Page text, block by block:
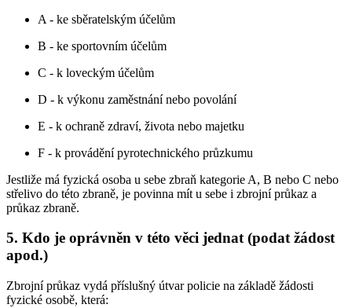
A - ke sběratelským účelům
B - ke sportovním účelům
C - k loveckým účelům
D - k výkonu zaměstnání nebo povolání
E - k ochraně zdraví, života nebo majetku
F - k provádění pyrotechnického průzkumu
Jestliže má fyzická osoba u sebe zbraň kategorie A, B nebo C nebo
střelivo do této zbraně, je povinna mít u sebe i zbrojní průkaz a
průkaz zbraně.
5. Kdo je oprávněn v této věci jednat (podat žádost
apod.)
Zbrojní průkaz vydá příslušný útvar policie na základě žádosti
fyzické osobě, která: